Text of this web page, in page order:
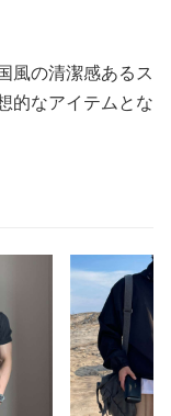
風の清潔感あるス
的なアイテムとな